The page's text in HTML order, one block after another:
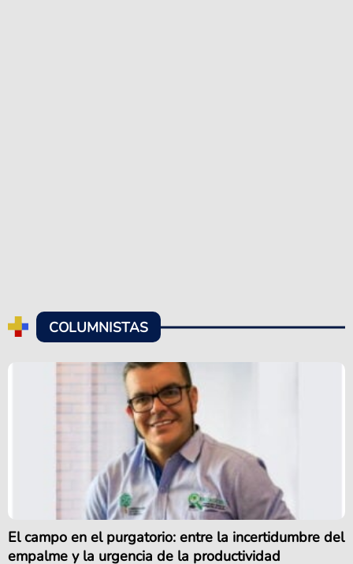
COLUMNISTAS
El campo en el purgatorio: entre la incertidumbre del
empalme y la urgencia de la productividad